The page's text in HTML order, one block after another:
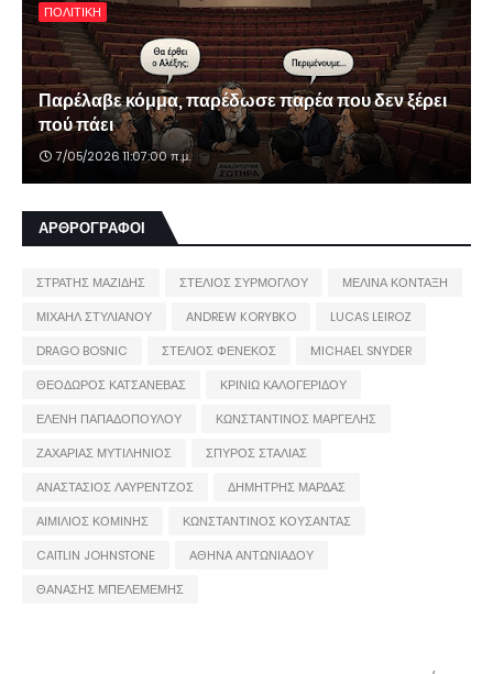
ΠΟΛΙΤΙΚΗ
Παρέλαβε κόμμα, παρέδωσε παρέα που δεν ξέρει
πού πάει
7/05/2026 11:07:00 π.μ.
ΑΡΘΡΟΓΡΑΦΟΙ
ΣΤΡΑΤΗΣ ΜΑΖΙΔΗΣ ΣΤΕΛΙΟΣ ΣΥΡΜΟΓΛΟΥ
ΜΕΛΙΝΑ ΚΟΝΤΑΞΗ
ΜΙΧΑΗΛ ΣΤΥΛΙΑΝΟΥ
ANDREW KORYBKO
LUCAS LEIROZ
DRAGO BOSNIC
ΣΤΕΛΙΟΣ ΦΕΝΕΚΟΣ
MICHAEL SNYDER
ΘΕΟΔΩΡΟΣ ΚΑΤΣΑΝΕΒΑΣ
ΚΡΙΝΙΩ ΚΑΛΟΓΕΡΙΔΟΥ
ΕΛΕΝΗ ΠΑΠΑΔΟΠΟΥΛΟΥ
ΚΩΝΣΤΑΝΤΙΝΟΣ ΜΑΡΓΕΛΗΣ
ΖΑΧΑΡΙΑΣ ΜΥΤΙΛΗΝΙΟΣ
ΣΠΥΡΟΣ ΣΤΑΛΙΑΣ
ΑΝΑΣΤΑΣΙΟΣ ΛΑΥΡΕΝΤΖΟΣ
ΔΗΜΗΤΡΗΣ ΜΑΡΔΑΣ
ΑΙΜΙΛΙΟΣ ΚΟΜΙΝΗΣ
ΚΩΝΣΤΑΝΤΙΝΟΣ ΚΟΥΣΑΝΤΑΣ
CAITLIN JOHNSTONE
ΑΘΗΝΑ ΑΝΤΩΝΙΑΔΟΥ
ΘΑΝΑΣΗΣ ΜΠΕΛΕΜΕΜΗΣ